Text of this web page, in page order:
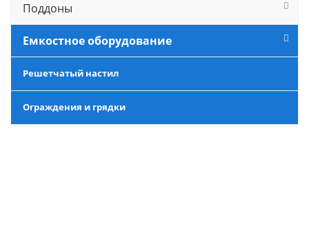
Поддоны
Емкостное оборудование
Решетчатый настил
Ограждения и грядки